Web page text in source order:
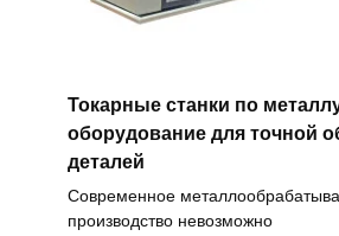
Токарные станки по
оборудование для точной
деталей
Современное
производство невозможно